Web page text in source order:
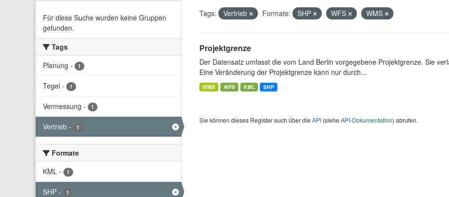
Für diese Suche wurden keine Gruppen
gefunden.
Tags
Planung - 1
Tegel - 1
Vermessung - 1
Vertrieb - 1
Formate
KML - 1
SHP - 1
Tags: Vertrieb Formate: SHP WFS WMS
Projektgrenze
Der Datensatz umfasst die vom Land Berlin vorgegebene Projektgrenze. Sie
Eine Veränderung der Projektgrenze kann nur durch...
WMS WFS KML SHP
Sie können dieses Register auch über dieAPI(sieheAPI-Dokumentation) abrufen.